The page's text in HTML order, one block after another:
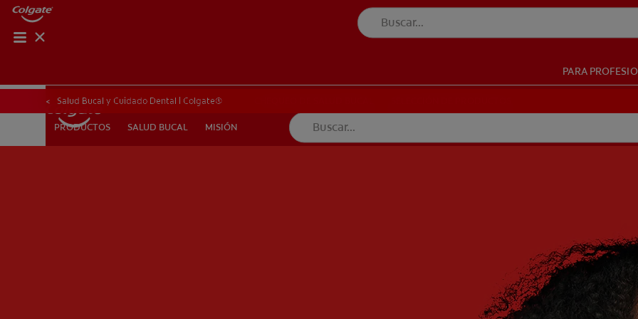
PRODUCTOS
PARA
PRODUCTOS SALUD BUCAL MISIÓN
Salud Bucal y Cuidado Dental | Colgate®